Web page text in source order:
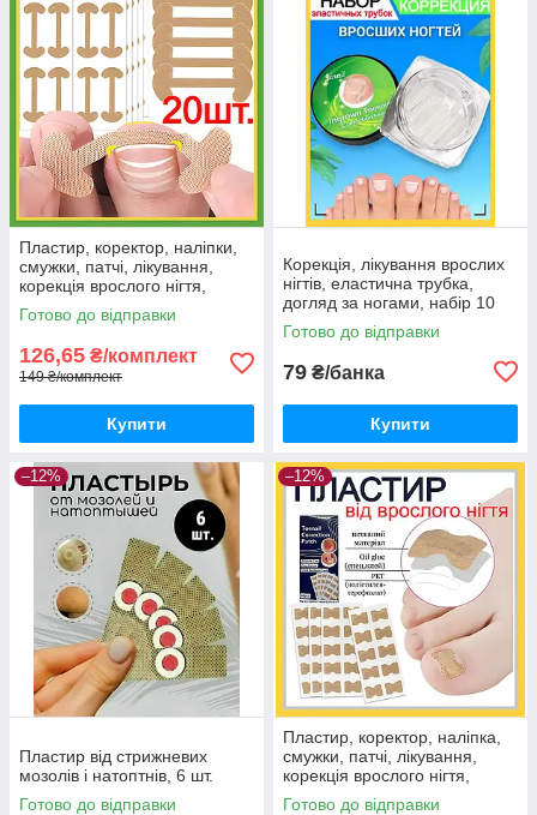
Пластир, коректор, наліпки,
смужки, патчі, лікування,
корекція врослого нігтя,
догляд за ногами, набір 20
шт.
Готово до відправки
126,65 ₴/комплект
149 ₴/комплект
Купити
Корекція, лікування врослих
нігтів, еластична трубка,
догляд за ногами, набір 10
шт.
Готово до відправки
79 ₴/банка
Купити
–12%
Пластир від стрижневих
мозолів і натоптнів, 6 шт.
Готово до відправки
–12%
Пластир, коректор, наліпка,
смужки, патчі, лікування,
корекція врослого нігтя,
догляд за ногами, 10 шт.
Готово до відправки